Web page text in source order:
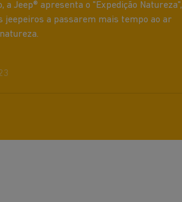
a Jeep® apresenta o "Expedição Natureza",
jeepeiros a passarem mais tempo ao ar